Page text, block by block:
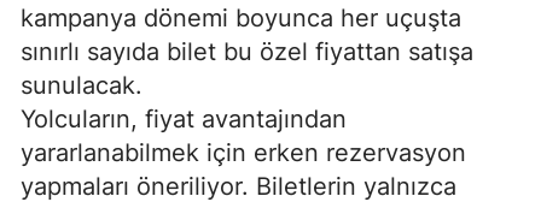
kampanya dönemi boyunca her uçuşta
sınırlı sayıda bilet bu özel fiyattan satışa
sunulacak.
Yolcuların, fiyat avantajından
yararlanabilmek için erken rezervasyon
yapmaları öneriliyor. Biletlerin yalnızca